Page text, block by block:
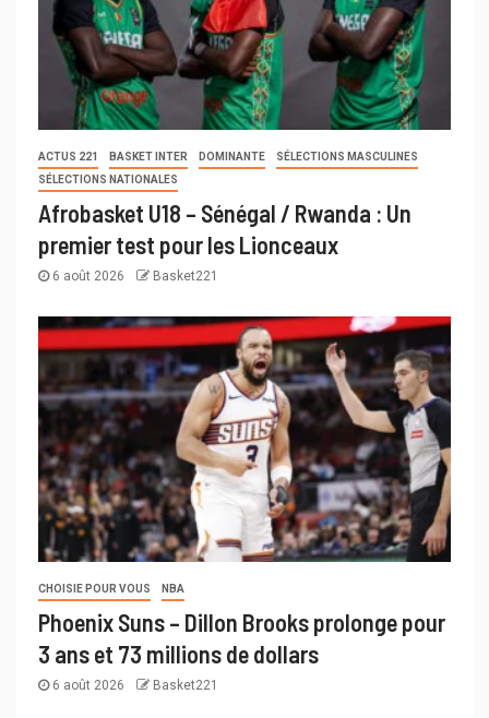
ACTUS 221 BASKET INTER DOMINANTE
SÉLECTIONS MASCULINES
SÉLECTIONS NATIONALES
Afrobasket U18 – Sénégal / Rwanda : Un
premier test pour les Lionceaux
6 août 2026 Basket221
CHOISIE POUR VOUS NBA
Phoenix Suns – Dillon Brooks prolonge pour
3 ans et 73 millions de dollars
6 août 2026 Basket221